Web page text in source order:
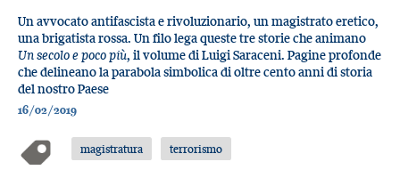
Un avvocato antifascista e rivoluzionario, un magistrato eretico,
una brigatista rossa. Un filo lega queste tre storie che animano
Un secolo e poco più, il volume di Luigi Saraceni. Pagine profonde
che delineano la parabola simbolica di oltre cento anni di storia
del nostro Paese
16/02/2019
magistratura terrorismo